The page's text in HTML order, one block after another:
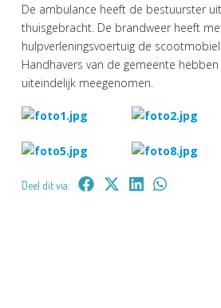
De ambulance heeft de bestuurster
thuisgebracht. De brandweer heeft
hulpverleningsvoertuig de
Handhavers van de gemeente
uiteindelijk meegenomen.
Deel dit via: